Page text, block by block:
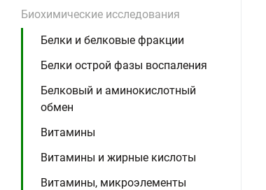
Биохимические исследования
Белки и белковые фракции
Белки острой фазы воспаления
Белковый и аминокислотный
обмен
Витамины
Витамины и жирные кислоты
Витамины, микроэлементы